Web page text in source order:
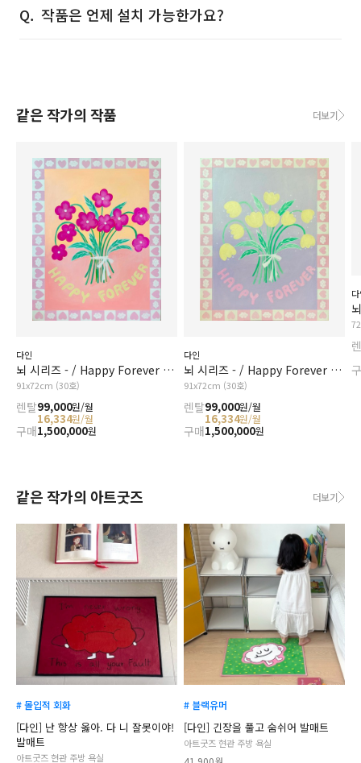
작품은 언제 설치 가능한가요?
같은 작가의 작품 더보기
다인
뇌 시리즈 - / Happy Forever 꽃다발( 서양난초)
91x72cm (30호)
렌탈99,000원/월
16,334원/월
구매1,500,000원
다인
뇌 시리즈 - / Happy Forever 꽃다발(튤립)
91x72cm (30호)
렌탈99,000원/월
16,334원/월
구매1,500,000원
같은 작가의 아트굿즈 더보기
# 몰입적 회화
[다인] 난 항상 옳아. 다 니 잘못이야!
발매트
아트굿즈 현관 주방 욕실
# 블랙유머
[다인] 긴장을 풀고 숨쉬어 발매트
아트굿즈 현관 주방 욕실